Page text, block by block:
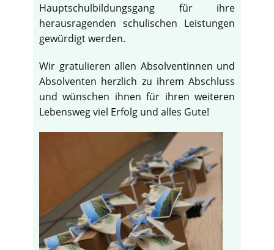
Hauptschulbildungsgang für ihre
herausragenden schulischen Leistungen
gewürdigt werden.
Wir gratulieren allen Absolventinnen und
Absolventen herzlich zu ihrem Abschluss
und wünschen ihnen für ihren weiteren
Lebensweg viel Erfolg und alles Gute!